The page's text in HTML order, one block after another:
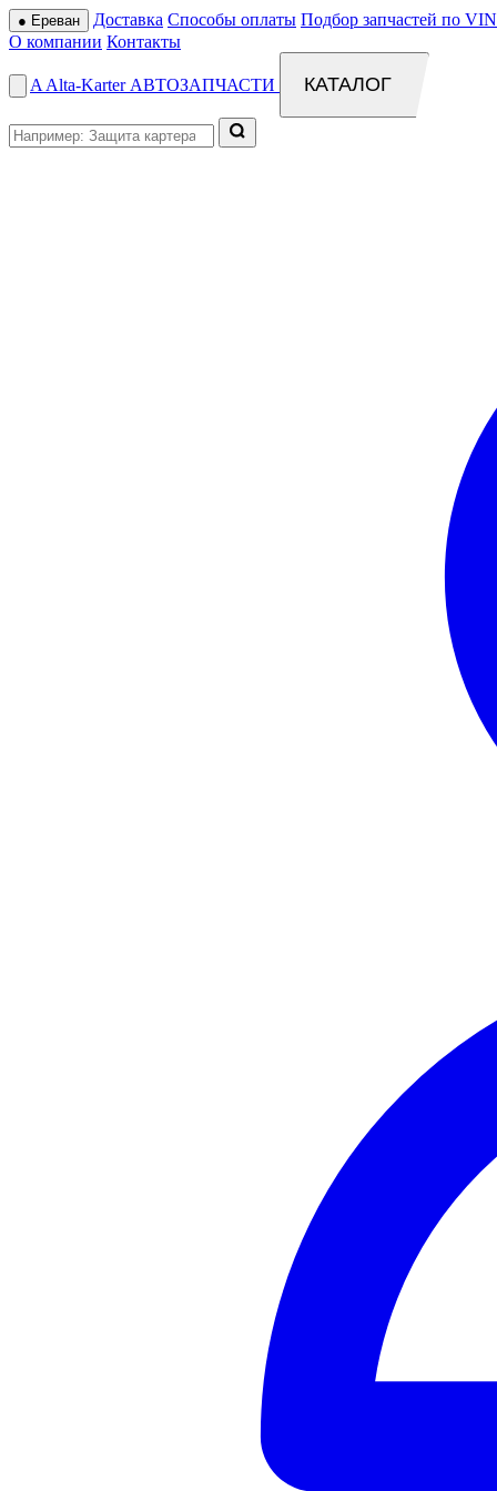
● Ереван Доставка Способы оплаты Подбор запчастей по
О компании Контакты
A Alta-Karter АВТОЗАПЧАСТИ КАТАЛОГ